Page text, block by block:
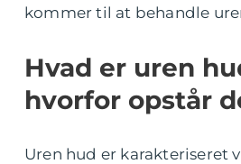
kommer til at behandle
Hvad er uren
hvorfor opstår
Uren hud er karakteriseret